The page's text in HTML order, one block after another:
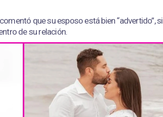
que su esposo está bien “advertido”, si
de su relación.